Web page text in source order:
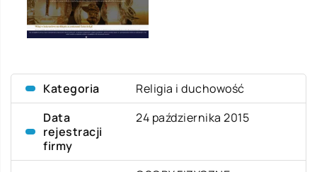
Kategoria
Religia i duchowość
Data
rejestracji
firmy
24 października 2015